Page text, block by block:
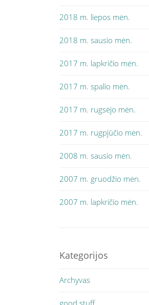
2018 m. liepos mėn.
2018 m. sausio mėn.
2017 m. lapkričio mėn.
2017 m. spalio mėn.
2017 m. rugsėjo mėn.
2017 m. rugpjūčio mėn.
2008 m. sausio mėn.
2007 m. gruodžio mėn.
2007 m. lapkričio mėn.
Kategorijos
Archyvas
good stuff